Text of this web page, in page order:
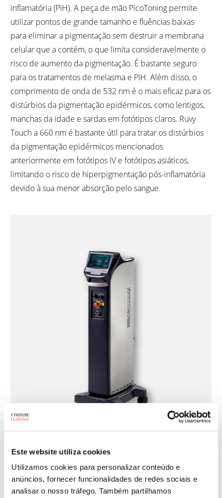
Este website utiliza cookies
Utilizamos cookies para personalizar conteúdo e
anúncios, fornecer funcionalidades de redes sociais e
analisar o nosso tráfego. Também partilhamos
inflamatória (PIH). A peça de mão PicoToning permite
utilizar pontos de grande tamanho e fluências baixas
para eliminar a pigmentação sem destruir a membrana
celular que a contém, o que limita consideravelmente o
risco de aumento da pigmentação. É bastante seguro
para os tratamentos de melasma e PIH. Além disso, o
comprimento de onda de 532 nm é o mais eficaz para os
distúrbios da pigmentação epidérmicos, como lentigos,
manchas da idade e sardas em fotótipos claros. Ruvy
Touch a 660 nm é bastante útil para tratar os distúrbios
da pigmentação epidérmicos mencionados
anteriormente em fotótipos IV e fotótipos asiáticos,
limitando o risco de hiperpigmentação pós-inflamatória
devido à sua menor absorção pelo sangue.